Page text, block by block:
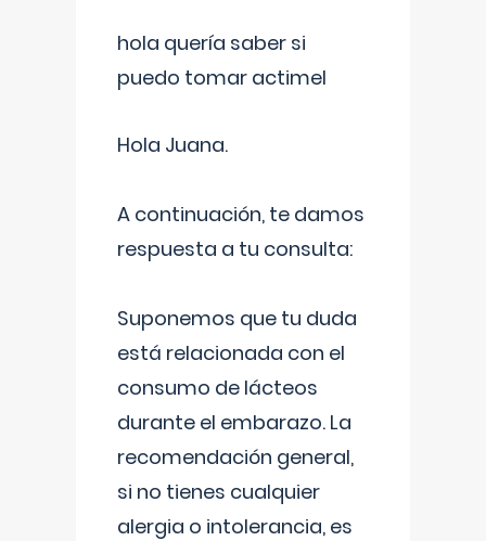
hola quería saber si
puedo tomar actimel
Hola Juana.
A continuación, te damos
respuesta a tu consulta:
Suponemos que tu duda
está relacionada con el
consumo de lácteos
durante el embarazo. La
recomendación general,
si no tienes cualquier
alergia o intolerancia, es